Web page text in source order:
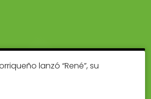
lanzó “René”, su